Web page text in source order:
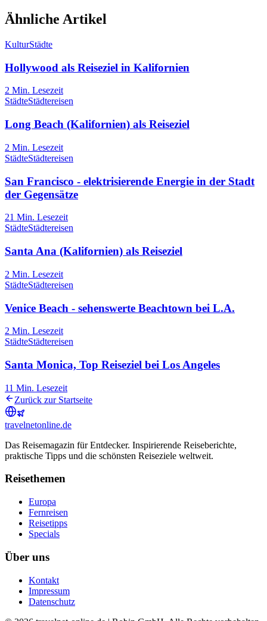
Ähnliche Artikel
KulturStädte
Hollywood als Reiseziel in Kalifornien
2 Min. Lesezeit
StädteStädtereisen
Long Beach (Kalifornien) als Reiseziel
2 Min. Lesezeit
StädteStädtereisen
San Francisco - elektrisierende Energie in der Stadt
der Gegensätze
21 Min. Lesezeit
StädteStädtereisen
Santa Ana (Kalifornien) als Reiseziel
2 Min. Lesezeit
StädteStädtereisen
Venice Beach - sehenswerte Beachtown bei L.A.
2 Min. Lesezeit
StädteStädtereisen
Santa Monica, Top Reiseziel bei Los Angeles
11 Min. Lesezeit
Zurück zur Startseite
travelnetonline.de
Das Reisemagazin für Entdecker. Inspirierende Reiseberichte,
praktische Tipps und die schönsten Reiseziele weltweit.
Reisethemen
Europa
Fernreisen
Reisetipps
Specials
Über uns
Kontakt
Impressum
Datenschutz